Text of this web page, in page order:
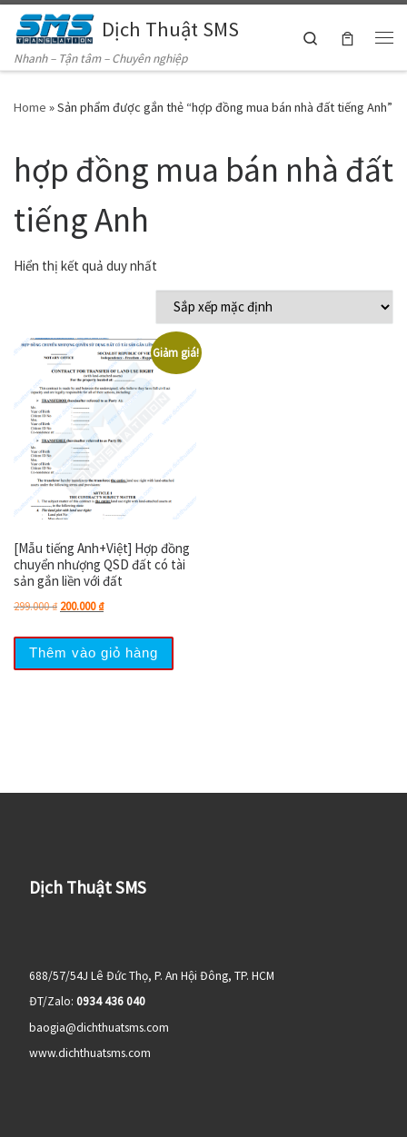
Skip to contentDịch Thuật SMS
Nhanh – Tận tâm – Chuyên nghiệp
Search
Home »Sản phẩm được gắn thẻ “hợp đồng mua bán nhà đất tiếng Anh”
hợp đồng mua bán nhà đất
tiếng Anh
Hiển thị kết quả duy nhất
Giảm giá!
[Mẫu tiếng Anh+Việt] Hợp đồng
chuyển nhượng QSD đất có tài
sản gắn liền với đất
299.000₫ Giá gốc là: 299.000 ₫.
200.000₫Giá hiện tại là: 200.000 ₫.
Thêm vào giỏ hàng
Dịch Thuật SMS
688/57/54J Lê Đức Thọ, P. An Hội Đông, TP. HCM
ĐT/Zalo: 0934 436 040
baogia@dichthuatsms.com
www.dichthuatsms.com